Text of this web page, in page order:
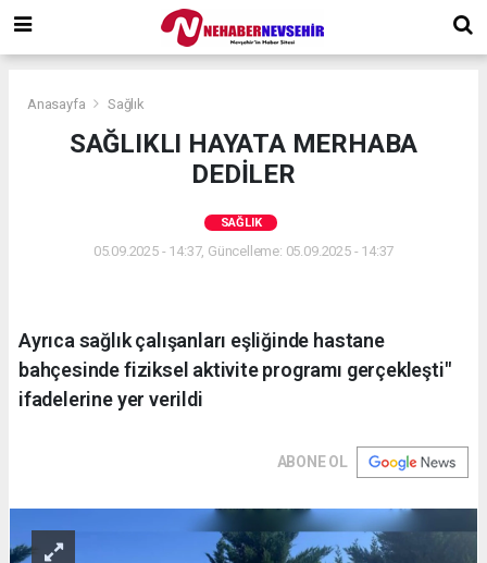
Anasayfa Sağlık
SAĞLIKLI HAYATA MERHABA
DEDİLER
SAĞLIK
05.09.2025 - 14:37, Güncelleme: 05.09.2025 - 14:37
Ayrıca sağlık çalışanları eşliğinde hastane
bahçesinde fiziksel aktivite programı gerçekleşti"
ifadelerine yer verildi
ABONE OL